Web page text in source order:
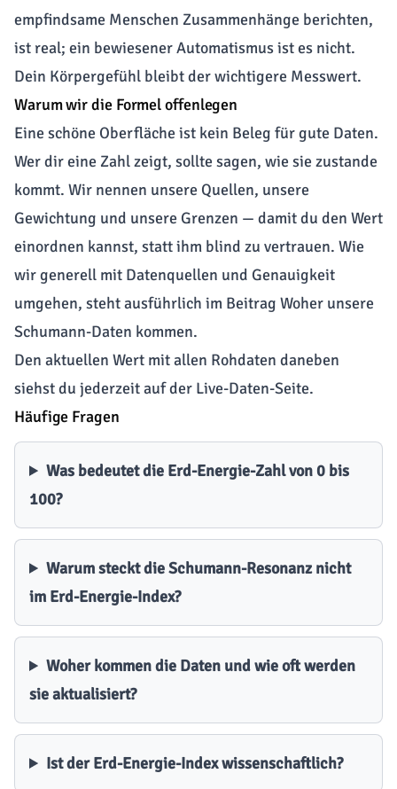
empfindsame Menschen Zusammenhänge berichten,
ist real; ein bewiesener Automatismus ist es nicht.
Dein Körpergefühl bleibt der wichtigere Messwert.
Warum wir die Formel offenlegen
Eine schöne Oberfläche ist kein Beleg für gute Daten.
Wer dir eine Zahl zeigt, sollte sagen, wie sie zustande
kommt. Wir nennen unsere Quellen, unsere
Gewichtung und unsere Grenzen — damit du den Wert
einordnen kannst, statt ihm blind zu vertrauen. Wie
wir generell mit Datenquellen und Genauigkeit
umgehen, steht ausführlich im Beitrag Woher unsere
Schumann-Daten kommen.
Den aktuellen Wert mit allen Rohdaten daneben
siehst du jederzeit auf der Live-Daten-Seite.
Häufige Fragen
Was bedeutet die Erd-Energie-Zahl von 0 bis
100?
Warum steckt die Schumann-Resonanz nicht
im Erd-Energie-Index?
Woher kommen die Daten und wie oft werden
sie aktualisiert?
Ist der Erd-Energie-Index wissenschaftlich?